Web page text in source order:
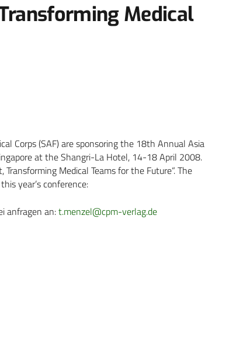
Medical
Corps (SAF) are sponsoring the 18th Annual Asia
at the Shangri-La Hotel, 14-18 April 2008.
Medical Teams for the Future“. The
year’s conference:
anfragen an:t.menzel@cpm-verlag.de